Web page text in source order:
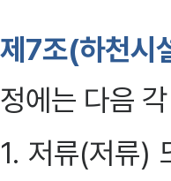
제7조(하천시
정에는 다음
1. 저류(저류)